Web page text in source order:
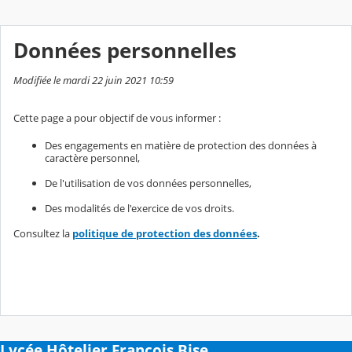
Données personnelles
Modifiée le mardi 22 juin 2021 10:59
Cette page a pour objectif de vous informer :
Des engagements en matière de protection des données à
caractère personnel,
De l'utilisation de vos données personnelles,
Des modalités de l'exercice de vos droits.
Consultez la politique de protection des données.